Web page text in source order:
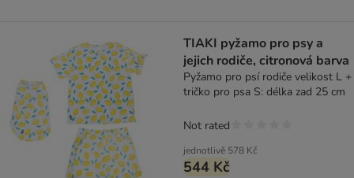
TIAKI pyžamo pro psy a
jejich rodiče, citronová barva
Pyžamo pro psí rodiče velikost L +
tričko pro psa S: délka zad 25 cm
jednotlivě 578 Kč
544 Kč
Not rated